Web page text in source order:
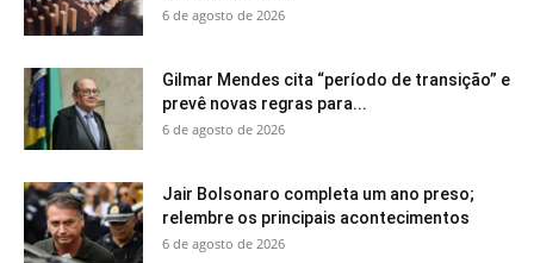
6 de agosto de 2026
Gilmar Mendes cita “período de transição” e
prevê novas regras para...
6 de agosto de 2026
Jair Bolsonaro completa um ano preso;
relembre os principais acontecimentos
6 de agosto de 2026